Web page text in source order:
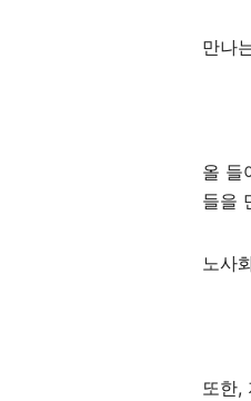
만나
올 들
들을
노사
또한,